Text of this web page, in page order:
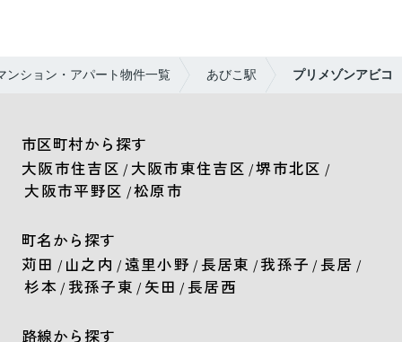
ンション・アパート物件一覧 あびこ駅 プリメゾンアビコ
市区町村から探す
大阪市住吉区 / 大阪市東住吉区 /堺市北区 /
大阪市平野区 /松原市
町名から探す
苅田 / 山之内 / 遠里小野 / 長居東 / 我孫子 / 長居 /
杉本 / 我孫子東 / 矢田 / 長居西
路線から探す